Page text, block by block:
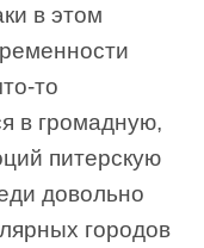
в этом
то
в громадную,
питерскую
довольно
городов